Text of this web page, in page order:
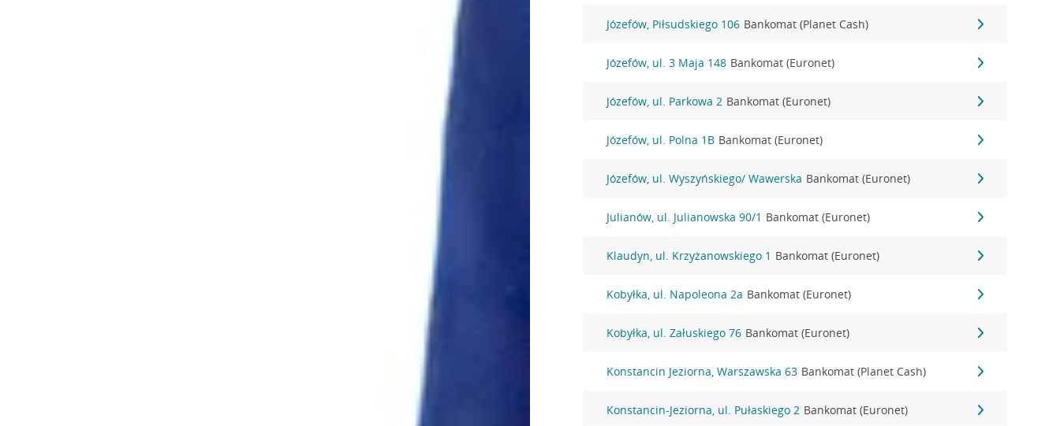
Józefów, Piłsudskiego 106 Bankomat (Planet Cash)
Józefów, ul. 3 Maja 148 Bankomat (Euronet)
Józefów, ul. Parkowa 2 Bankomat (Euronet)
Józefów, ul. Polna 1B Bankomat (Euronet)
Józefów, ul. Wyszyńskiego/ Wawerska Bankomat (Euronet)
Julianów, ul. Julianowska 90/1 Bankomat (Euronet)
Klaudyn, ul. Krzyżanowskiego 1 Bankomat (Euronet)
Kobyłka, ul. Napoleona 2a Bankomat (Euronet)
Kobyłka, ul. Załuskiego 76 Bankomat (Euronet)
Konstancin Jeziorna, Warszawska 63 Bankomat (Planet Cash)
Konstancin-Jeziorna, ul. Pułaskiego 2 Bankomat (Euronet)